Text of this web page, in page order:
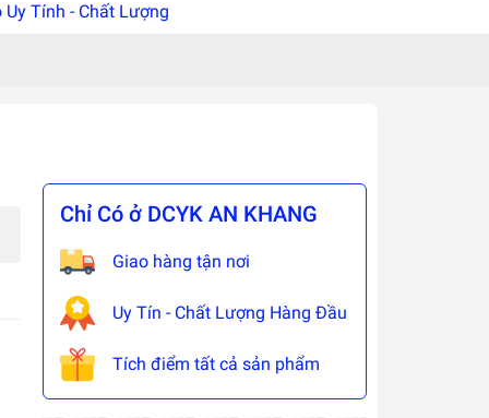
Tính - Chất Lượng
Chỉ Có ở DCYK AN KHANG
Giao hàng tận nơi
Uy Tín - Chất Lượng Hàng Đầu
Tích điểm tất cả sản phẩm